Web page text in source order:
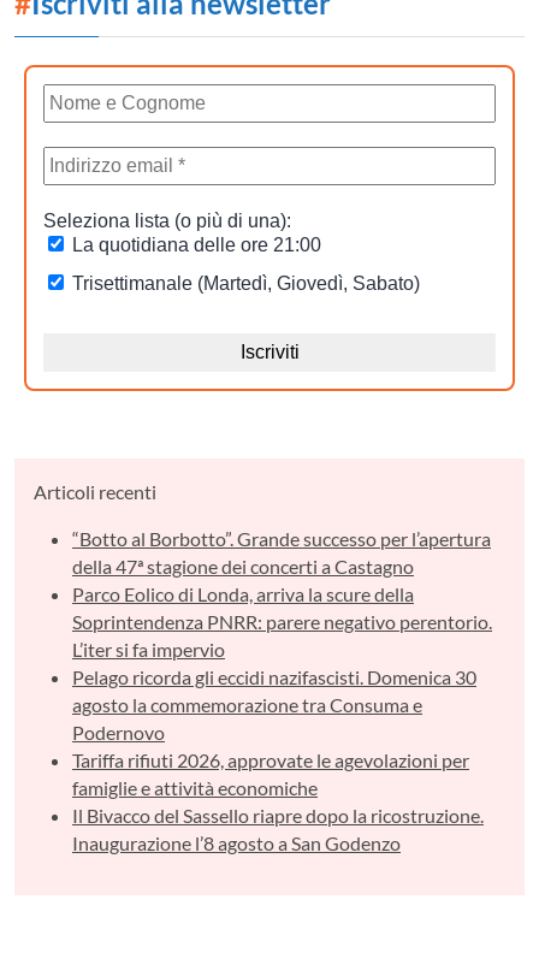
Articoli recenti
“Botto al Borbotto”. Grande successo per l’apertura
della 47ª stagione dei concerti a Castagno
Parco Eolico di Londa, arriva la scure della
Soprintendenza PNRR: parere negativo perentorio.
L’iter si fa impervio
Pelago ricorda gli eccidi nazifascisti. Domenica 30
agosto la commemorazione tra Consuma e
Podernovo
Tariffa rifiuti 2026, approvate le agevolazioni per
famiglie e attività economiche
Il Bivacco del Sassello riapre dopo la ricostruzione.
Inaugurazione l’8 agosto a San Godenzo